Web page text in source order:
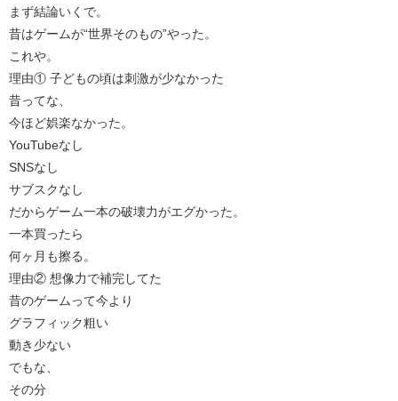
まず結論いくで。
昔はゲームが“世界そのもの”やった。
これや。
理由① 子どもの頃は刺激が少なかった
昔ってな、
今ほど娯楽なかった。
YouTubeなし
SNSなし
サブスクなし
だからゲーム一本の破壊力がエグかった。
一本買ったら
何ヶ月も擦る。
理由② 想像力で補完してた
昔のゲームって今より
グラフィック粗い
動き少ない
でもな、
その分